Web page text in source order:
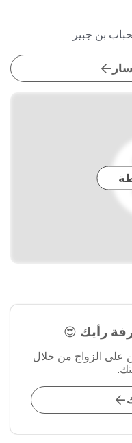
بن جبير
رأيك 😍
على الزواج من خلال